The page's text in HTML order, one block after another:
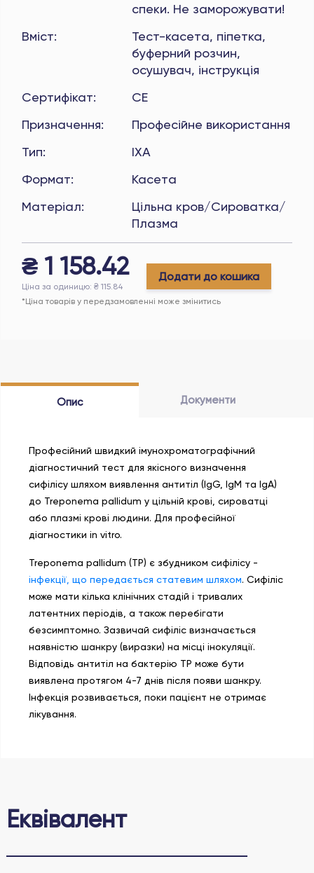
спеки. Не заморожувати!
Вміст:
Тест-касета, піпетка,
буферний розчин,
осушувач, інструкція
Сертифікат:
CE
Призначення:
Професійне використання
Тип:
ІХА
Формат:
Касета
Матеріал:
Цільна кров/Сироватка/
Плазма
₴ 1 158.42
Ціна за одиницю: ₴ 115.84
Додати до кошика
*Ціна товарів у передзамовленні може змінитись
Опис Документи
Професійний швидкий імунохроматографічний
діагностичний тест для якісного визначення
сифілісу шляхом виявлення антитіл (IgG, IgM та IgA)
до Treponema pallidum у цільній крові, сироватці
або плазмі крові людини. Для професійної
діагностики in vitro.
Treponema pallidum (TP) є збудником сифілісу -
інфекції, що передається статевим шляхом. Сифіліс
може мати кілька клінічних стадій і тривалих
латентних періодів, а також перебігати
безсимптомно. Зазвичай сифіліс визначається
наявністю шанкру (виразки) на місці інокуляції.
Відповідь антитіл на бактерію TP може бути
виявлена протягом 4-7 днів після появи шанкру.
Інфекція розвивається, поки пацієнт не отримає
лікування.
Еквівалент